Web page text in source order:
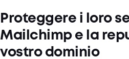
Proteggere i loro
Mailchimp e la
vostro dominio